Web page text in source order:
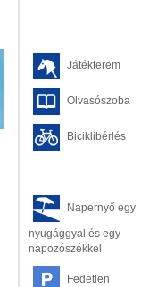
Játékterem
Olvasószoba
Biciklibérlés
Napernyő egy
nyugággyal és egy
napozószékkel
Fedetlen